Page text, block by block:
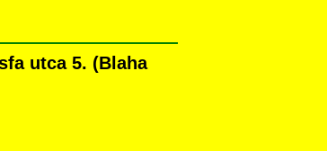
utca 5. (Blaha